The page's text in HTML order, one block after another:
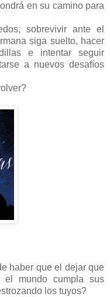
en su camino para
sobrevivir ante el
siga suelto, hacer
e intentar seguir
a nuevos desafíos
haber que el dejar que
el mundo cumpla sus
los tuyos?